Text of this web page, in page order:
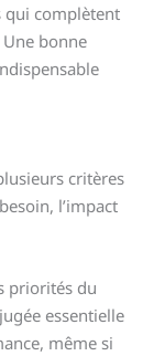
qui complètent
Une bonne
critères
l’impact
priorités du
essentielle
même si